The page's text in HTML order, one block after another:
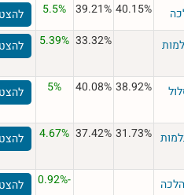
40.15%
39.21%
5.5%
33.32%
5.39%
38.92%
40.08%
5%
31.73%
37.42%
4.67%
-0.92%